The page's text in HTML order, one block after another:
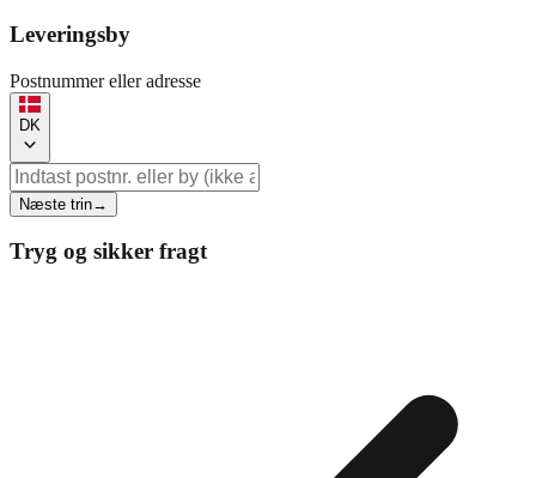
Leveringsby
Postnummer eller adresse
DK
Næste trin→
Tryg og sikker fragt